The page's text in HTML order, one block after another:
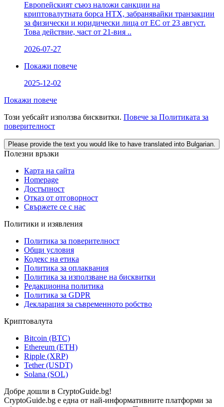
Европейският съюз наложи санкции на
криптовалутната борса HTX, забранявайки транзакции
за физически и юридически лица от ЕС от 23 август.
Това действие, част от 21-вия ..
2026-07-27
Покажи повече
2025-12-02
Покажи повече
Този уебсайт използва бисквитки. Повече за Политиката за
поверителност
Please provide the text you would like to have translated into Bulgarian.
Полезни връзки
Карта на сайта
Homepage
Достъпност
Отказ от отговорност
Свържете се с нас
Политики и изявления
Политика за поверителност
Общи условия
Кодекс на етика
Политика за оплаквания
Политика за използване на бисквитки
Редакционна политика
Политика за GDPR
Декларация за съвременното робство
Криптовалута
Bitcoin (BTC)
Ethereum (ETH)
Ripple (XRP)
Tether (USDT)
Solana (SOL)
Добре дошли в CryptoGuide.bg!
CryptoGuide.bg е една от най-информативните платформи за